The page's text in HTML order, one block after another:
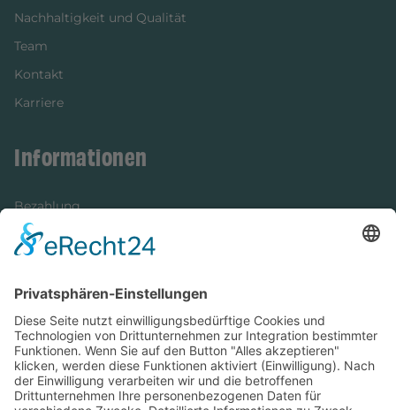
Nachhaltigkeit und Qualität
Team
Kontakt
Karriere
Informationen
Bezahlung
Newsletter
Versandinformationen
Verfügbarkeit/Verträglichkeit
Rechtliches
Widerrufsrecht und Widerrufsformular